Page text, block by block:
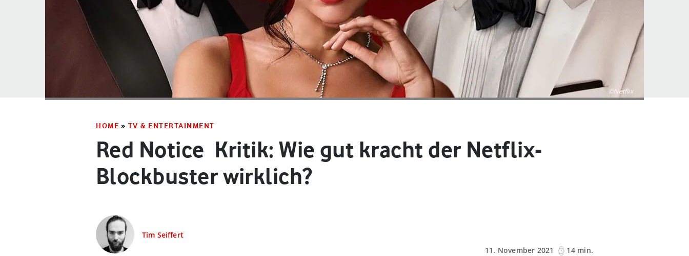
©Netflix
HOME » TV & ENTERTAINMENT
Red Notice ­ Kritik: Wie gut kracht der Netflix-
Blockbuster wirklich?
Tim Seiffert
11. November 2021
14 min.